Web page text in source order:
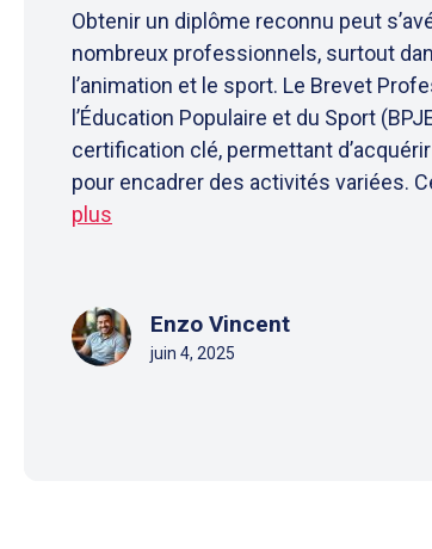
Obtenir un diplôme reconnu peut
nombreux professionnels, surtout
l’animation et le sport. Le Brevet
l’Éducation Populaire et du Sport
certification clé, permettant
pour encadrer des activités variées.
plus
Enzo Vincent
juin 4, 2025